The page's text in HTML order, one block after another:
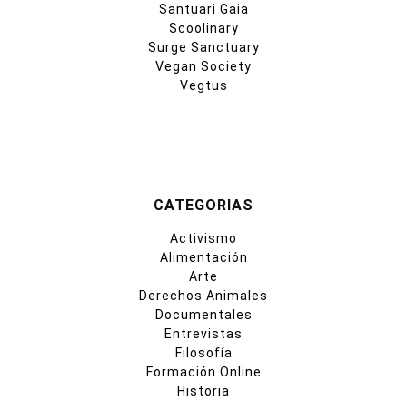
Santuari Gaia
Scoolinary
Surge Sanctuary
Vegan Society
Vegtus
CATEGORIAS
Activismo
Alimentación
Arte
Derechos Animales
Documentales
Entrevistas
Filosofía
Formación Online
Historia